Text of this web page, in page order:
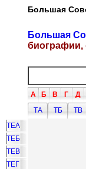
Большая
Большая
биографии,
А Б В Г Д
ТА
ТБ ТВ
ТЕА
ТЕБ
ТЕВ
ТЕГ